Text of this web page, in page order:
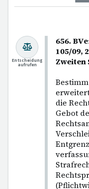
656.
105/09,
Zweiten
die
Gebot
Entscheidung
aufrufen